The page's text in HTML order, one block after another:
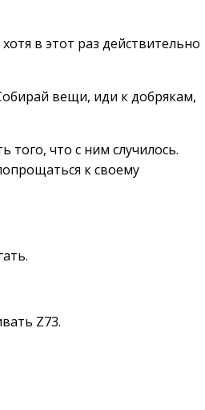
в этот раз действительно
вещи, иди к добрякам,
того, что с ним случилось.
к своему
Z73.